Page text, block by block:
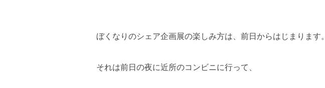
ぼくなりのシェア企画展の楽しみ方は、前日からはじまります。
それは前日の夜に近所のコンビニに行って、